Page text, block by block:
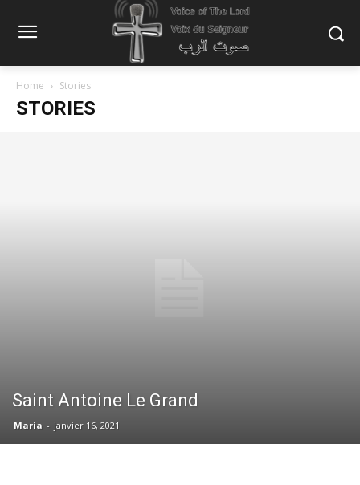
Home Stories
STORIES
Saint Antoine Le Grand
Maria - janvier 16, 2021